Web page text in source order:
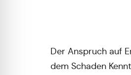
Der Anspruch auf
dem Schaden